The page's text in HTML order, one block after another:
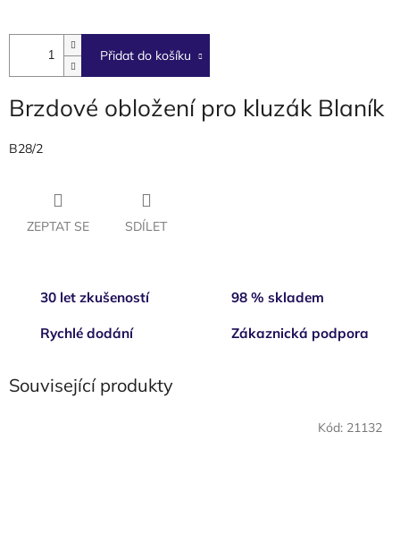
Přidat do košíku
Brzdové obložení pro kluzák Blaník
B28/2
ZEPTAT SE SDÍLET
30 let zkušeností 98 % skladem
Rychlé dodání Zákaznická podpora
Související produkty
Kód: 21132